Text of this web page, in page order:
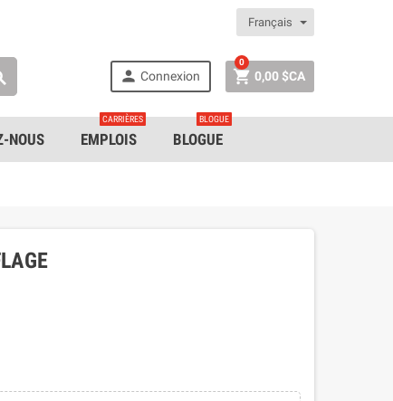
Français
 Connexion  0,00 $CA
0
NOUS EMPLOIS
CARRIÈRES
BLOGUE
BLOGUE